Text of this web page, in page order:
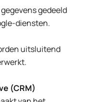
gedeeld
diensten.
uitsluitend
(CRM)